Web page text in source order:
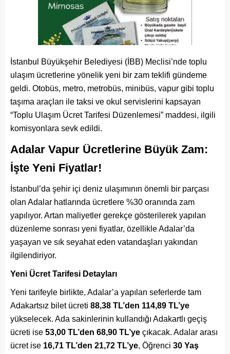
İstanbul Büyükşehir Belediyesi (İBB) Meclisi’nde toplu
ulaşım ücretlerine yönelik yeni bir zam teklifi gündeme
geldi. Otobüs, metro, metrobüs, minibüs, vapur gibi toplu
taşıma araçları ile taksi ve okul servislerini kapsayan
“Toplu Ulaşım Ücret Tarifesi Düzenlemesi” maddesi, ilgili
komisyonlara sevk edildi.
Adalar Vapur Ücretlerine Büyük Zam:
İşte Yeni Fiyatlar!
İstanbul’da şehir içi deniz ulaşımının önemli bir parçası
olan Adalar hatlarında ücretlere %30 oranında zam
yapılıyor. Artan maliyetler gerekçe gösterilerek yapılan
düzenleme sonrası yeni fiyatlar, özellikle Adalar’da
yaşayan ve sık seyahat eden vatandaşları yakından
ilgilendiriyor.
Yeni Ücret Tarifesi Detayları
Yeni tarifeyle birlikte, Adalar’a yapılan seferlerde tam
Adakartsız bilet ücreti 88,38 TL’den 114,89 TL’ye
yükselecek. Ada sakinlerinin kullandığı Adakartlı geçiş
ücreti ise 53,00 TL’den 68,90 TL’ye çıkacak. Adalar arası
ücret ise 16,71 TL’den 21,72 TL’ye, Öğrenci 30 Yaş